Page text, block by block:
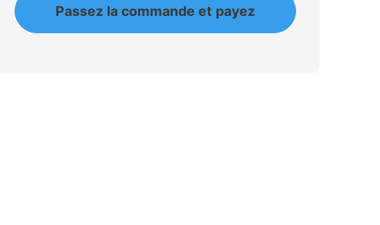
Passez la commande et payez